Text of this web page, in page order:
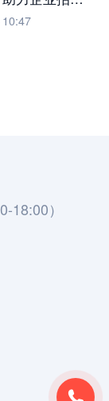
18:00）